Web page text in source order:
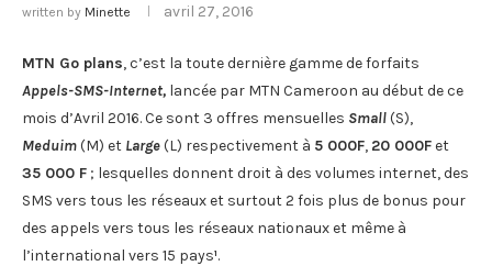
written by Minette avril 27, 2016
MTN Go plans, c’est la toute dernière gamme de forfaits
Appels-SMS-Internet, lancée par MTN Cameroon au début de ce
mois d’Avril 2016. Ce sont 3 offres mensuelles Small(S),
Meduim(M) et Large(L) respectivement à 5 000F, 20 000Fet
35 000 F ; lesquelles donnent droit à des volumes internet, des
SMS vers tous les réseaux et surtout 2 fois plus de bonus pour
des appels vers tous les réseaux nationaux et même à
l’international vers 15 pays¹.